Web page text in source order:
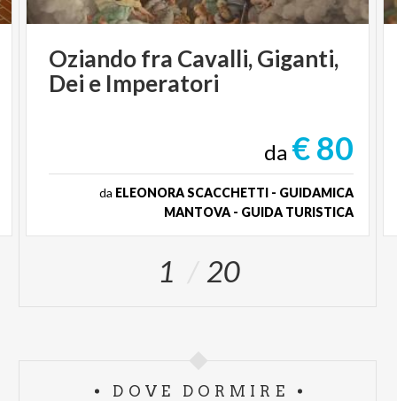
Oziandofra Cavalli,Giganti,
Dei e Imperatori
da € 80
da ELEONORA SCACCHETTI - GUIDAMICA
MANTOVA - GUIDA TURISTICA
1 20
DOVE DORMIRE